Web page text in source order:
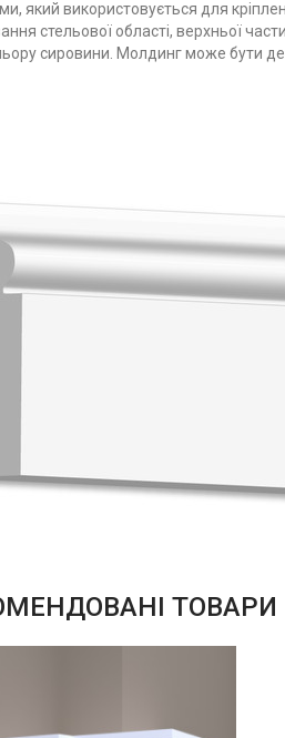
який використовується для
стельової області, верхньої
сировини. Молдинг може
ТОВАРИ